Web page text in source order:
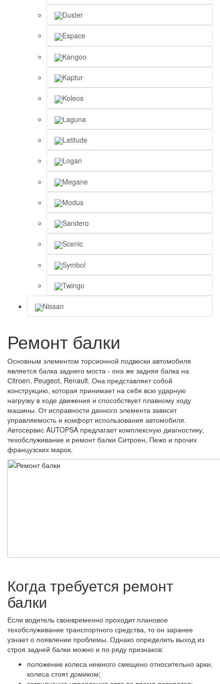
Duster
Espace
Kangoo
Kaptur
Koleos
Laguna
Latitude
Logan
Megane
Modus
Sandero
Scenic
Symbol
Twingo
Nissan
Ремонт балки
Основным элементом торсионной подвески автомобиля
является балка заднего моста - она же задняя балка на
Сitroen, Peugeot, Renault. Она представляет собой
конструкцию, которая принимает на себя всю ударную
нагрузку в ходе движения и способствует плавному ходу
машины. От исправности данного элемента зависит
управляемость и комфорт использования автомобиля.
Автосервис AUTOPSA предлагает комплексную диагностику,
техобслуживание и ремонт балки Ситроен, Пежо и прочих
французских марок.
Когда требуется ремонт
балки
Если водитель своевременно проходит плановое
техобслуживание транспортного средства, то он заранее
узнает о появлении проблемы. Однако определить выход из
строя задней балки можно и по ряду признаков:
положение колеса немного смещено относительно арки,
колеса стоят домиком;